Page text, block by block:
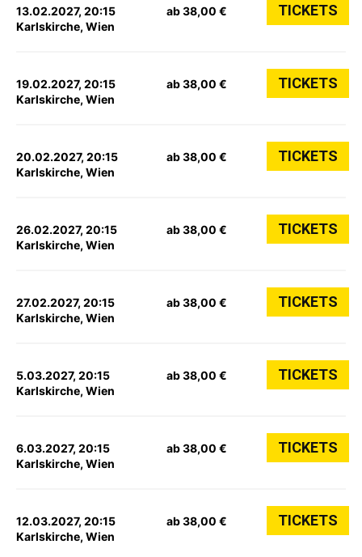
13.02.2027, 20:15
Karlskirche, Wien
ab 38,00 € TICKETS
19.02.2027, 20:15
Karlskirche, Wien
ab 38,00 € TICKETS
20.02.2027, 20:15
Karlskirche, Wien
ab 38,00 € TICKETS
26.02.2027, 20:15
Karlskirche, Wien
ab 38,00 € TICKETS
27.02.2027, 20:15
Karlskirche, Wien
ab 38,00 € TICKETS
5.03.2027, 20:15
Karlskirche, Wien
ab 38,00 € TICKETS
6.03.2027, 20:15
Karlskirche, Wien
ab 38,00 € TICKETS
12.03.2027, 20:15
Karlskirche, Wien
ab 38,00 € TICKETS